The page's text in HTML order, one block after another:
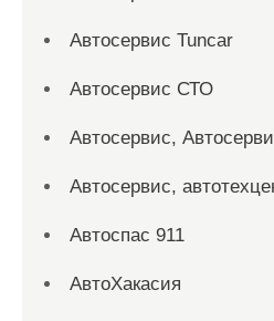
Автосервис Tuncar
Автосервис СТО
Автосервис,
Автосервис,
Автоспас 911
АвтоХакасия